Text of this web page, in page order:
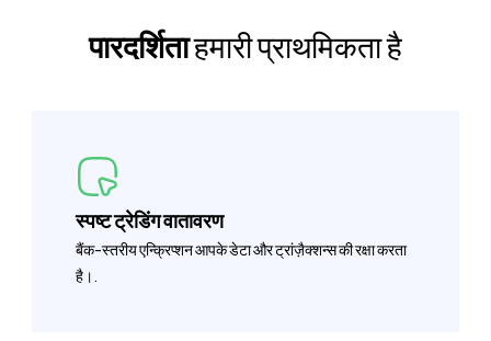
पारदर्शिताहमारी प्राथमिकता है
स्पष्ट ट्रेडिंग वातावरण
बैंक-स्तरीय एन्क्रिप्शन आपके डेटा और ट्रांज़ैक्शन्स की रक्षा करता
है।.